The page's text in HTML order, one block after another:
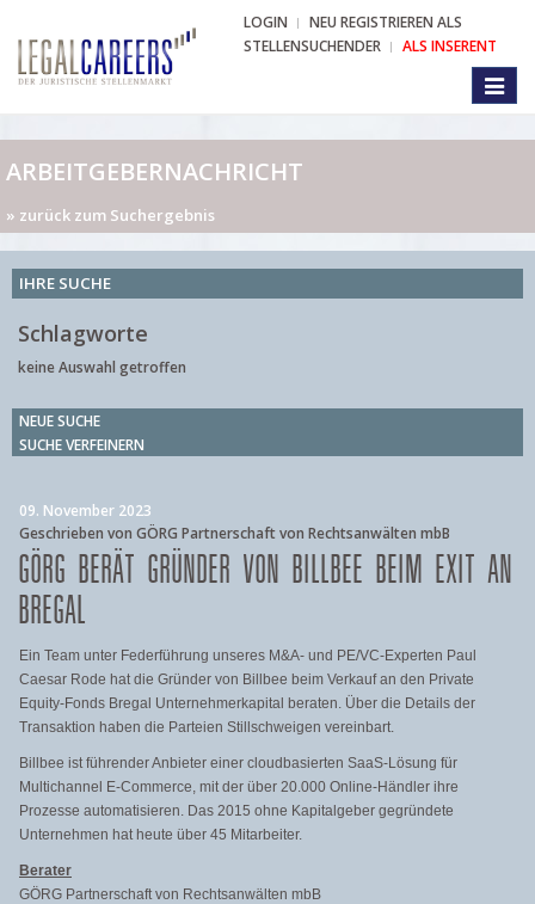
LOGIN
NEU REGISTRIEREN ALS
STELLENSUCHENDER
ALS INSERENT
ARBEITGEBERNACHRICHT
» zurück zum Suchergebnis
IHRE SUCHE
Schlagworte
keine Auswahl getroffen
NEUE SUCHE
SUCHE VERFEINERN
09. November 2023
Geschrieben von GÖRG Partnerschaft von Rechtsanwälten mbB
GÖRG BERÄT GRÜNDER VON BILLBEE BEIM EXIT AN
BREGAL
Ein Team unter Federführung unseres M&A- und PE/VC-Experten Paul
Caesar Rode hat die Gründer von Billbee beim Verkauf an den Private
Equity-Fonds Bregal Unternehmerkapital beraten. Über die Details der
Transaktion haben die Parteien Stillschweigen vereinbart.
Billbee ist führender Anbieter einer cloudbasierten SaaS-Lösung für
Multichannel E-Commerce, mit der über 20.000 Online-Händler ihre
Prozesse automatisieren. Das 2015 ohne Kapitalgeber gegründete
Unternehmen hat heute über 45 Mitarbeiter.
Berater
GÖRG Partnerschaft von Rechtsanwälten mbB